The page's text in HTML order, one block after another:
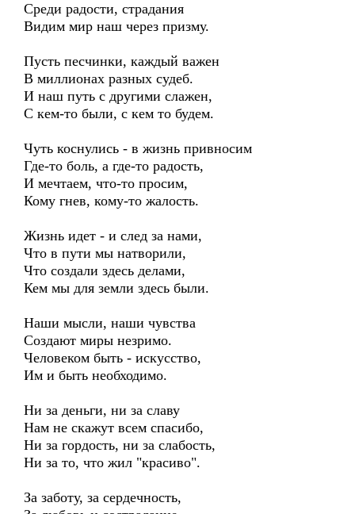
Среди радости, страдания
Видим мир наш через призму.
Пусть песчинки, каждый важен
В миллионах разных судеб.
И наш путь с другими слажен,
С кем-то были, с кем то будем.
Чуть коснулись - в жизнь привносим
Где-то боль, а где-то радость,
И мечтаем, что-то просим,
Кому гнев, кому-то жалость.
Жизнь идет - и след за нами,
Что в пути мы натворили,
Что создали здесь делами,
Кем мы для земли здесь были.
Наши мысли, наши чувства
Создают миры незримо.
Человеком быть - искусство,
Им и быть необходимо.
Ни за деньги, ни за славу
Нам не скажут всем спасибо,
Ни за гордость, ни за слабость,
Ни за то, что жил "красиво".
За заботу, за сердечность,